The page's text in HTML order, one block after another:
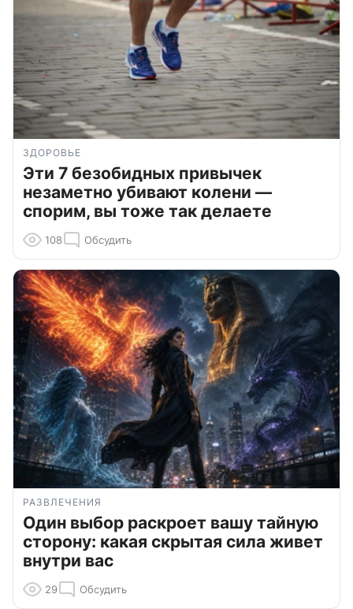
ЗДОРОВЬЕ
Эти 7 безобидных привычек
незаметно убивают колени —
спорим, вы тоже так делаете
108 Обсудить
РАЗВЛЕЧЕНИЯ
Один выбор раскроет вашу тайную
сторону: какая скрытая сила живет
внутри вас
29 Обсудить